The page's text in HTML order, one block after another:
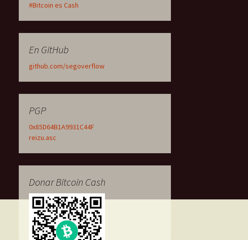
#Bitcoin es Cash
En GitHub
github.com/segoverflow
PGP
0x85D64B1A9931C44F
reizu.asc
Donar Bitcoin Cash